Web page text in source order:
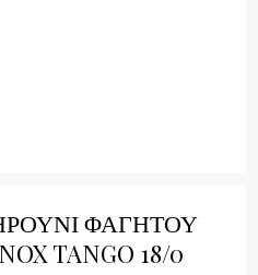
ΦΑΓΗΤΟΥ
TANGO 18/0